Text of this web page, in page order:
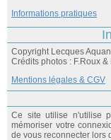
Informations pratiques
Copyright Lecques
Crédits photos : F.Roux
Mentions légales & CGV
Ce site utilise n'utilise
mémoriser votre
de vous reconnecter lors